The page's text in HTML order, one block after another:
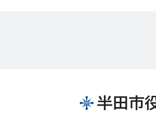
半田市